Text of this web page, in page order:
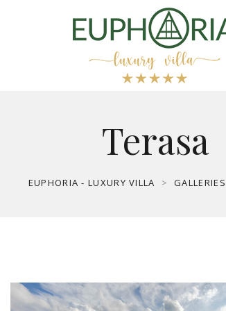
Terasa
EUPHORIA - LUXURY VILLA > GALLERIES